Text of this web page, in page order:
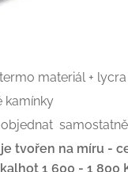
materiál + lycra
kamínky
samostatně
tvořen na míru -
1 600 - 1 800